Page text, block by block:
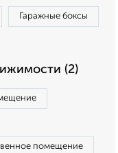
Гаражные боксы
(2)
помещение